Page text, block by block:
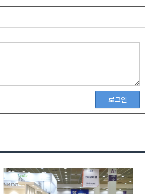
로그인